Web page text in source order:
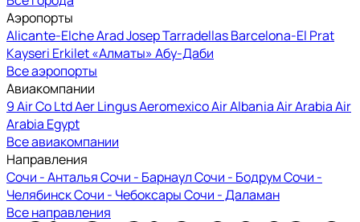
Аэропорты
Alicante-ElcheAradJosep Tarradellas Barcelona-El Prat
Kayseri Erkilet«Алматы»Абу-Даби
Все аэропорты
Авиакомпании
9 Air Co LtdAer LingusAeromexicoAir AlbaniaAir ArabiaAir
Arabia Egypt
Все авиакомпании
Направления
Сочи - АнтальяСочи - БарнаулСочи - БодрумСочи -
ЧелябинскСочи - ЧебоксарыСочи - Даламан
Все направления